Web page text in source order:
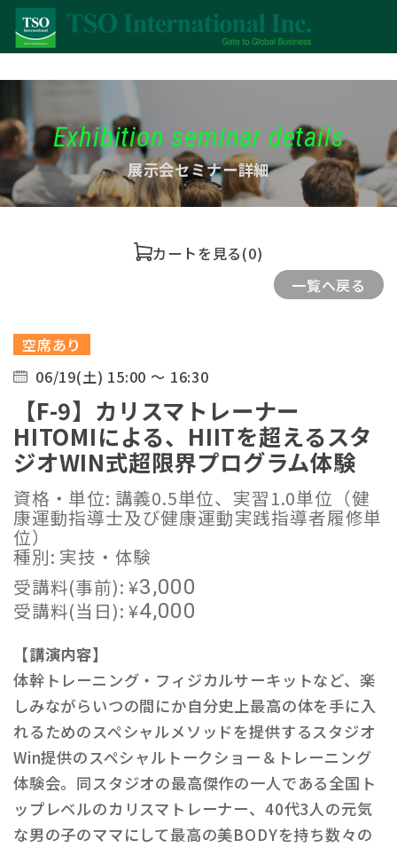
Exhibition seminar details
展示会セミナー詳細
カートを見る(0)
一覧へ戻る
空席あり
06/19(土) 15:00 ～ 16:30
【F-9】カリスマトレーナー
HITOMIによる、HIITを超えるスタ
ジオWIN式超限界プログラム体験
資格・単位: 講義0.5単位、実習1.0単位（健
康運動指導士及び健康運動実践指導者履修単
位）
種別: 実技・体験
受講料(事前):¥3,000
受講料(当日):¥4,000
【講演内容】
体幹トレーニング・フィジカルサーキットなど、楽
しみながらいつの間にか自分史上最高の体を手に入
れるためのスペシャルメソッドを提供するスタジオ
Win提供のスペシャルトークショー＆トレーニング
体験会。同スタジオの最高傑作の一人である全国ト
ップレベルのカリスマトレーナー、40代3人の元気
な男の子のママにして最高の美BODYを持ち数々の